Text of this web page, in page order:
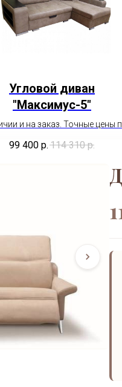
Угловой диван
"Максимус-5"
и на заказ. Точные цены по
уточняйте у менеджера.
99 400 р. 114 310 р.